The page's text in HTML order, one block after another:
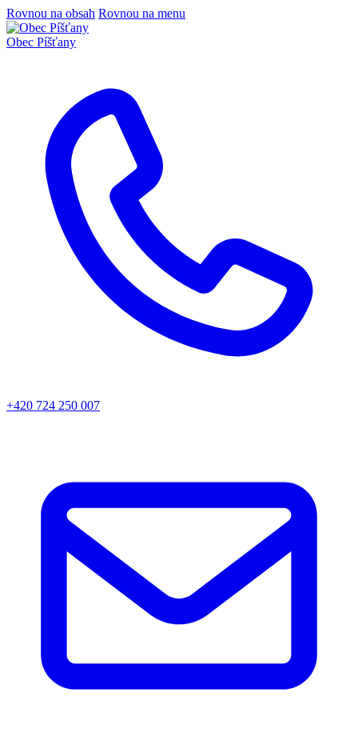
Rovnou na obsah Rovnou na menu
Obec Píšťany
+420 724 250 007